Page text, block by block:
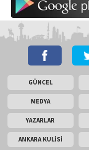
GÜNCEL
MEDYA
YAZARLAR
ANKARA KULİSİ